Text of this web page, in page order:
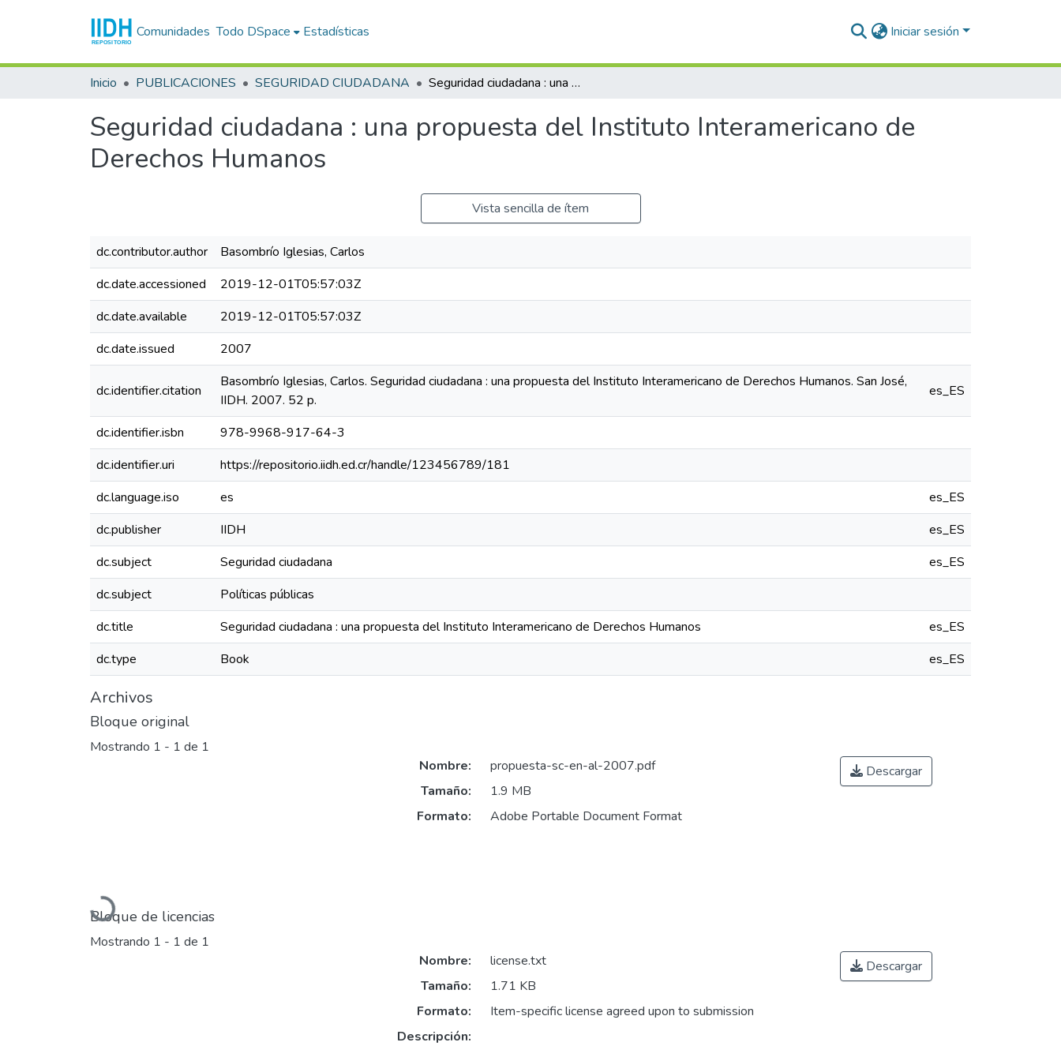
Comunidades Todo DSpace Estadísticas Iniciar sesión
Inicio PUBLICACIONES SEGURIDAD CIUDADANA Seguridad ciudadana : una propuesta del Instituto Interamericano de Derechos Humanos
Seguridad ciudadana : una propuesta del Instituto Interamericano de
Derechos Humanos
Vista sencilla de ítem
dc.contributor.author
Basombrío Iglesias, Carlos
dc.date.accessioned
2019-12-01T05:57:03Z
dc.date.available
2019-12-01T05:57:03Z
dc.date.issued
2007
dc.identifier.citation
Basombrío Iglesias, Carlos. Seguridad ciudadana : una propuesta del Instituto Interamericano de Derechos Humanos. San José,
IIDH. 2007. 52 p.
es_ES
dc.identifier.isbn
978-9968-917-64-3
dc.identifier.uri
https://repositorio.iidh.ed.cr/handle/123456789/181
dc.language.iso
es
es_ES
dc.publisher
IIDH
es_ES
dc.subject
Seguridad ciudadana
es_ES
dc.subject
Políticas públicas
dc.title
Seguridad ciudadana : una propuesta del Instituto Interamericano de Derechos Humanos
es_ES
dc.type
Book es_ES
Archivos
Bloque original
Mostrando 1 - 1 de 1
Cargando...
Nombre:
propuesta-sc-en-al-2007.pdf
Tamaño:
1.9 MB
Formato:
Adobe Portable Document Format
Descargar
Bloque de licencias
Mostrando 1 - 1 de 1
Nombre:
license.txt
Tamaño:
1.71 KB
Formato:
Item-specific license agreed upon to submission
Descripción:
Descargar